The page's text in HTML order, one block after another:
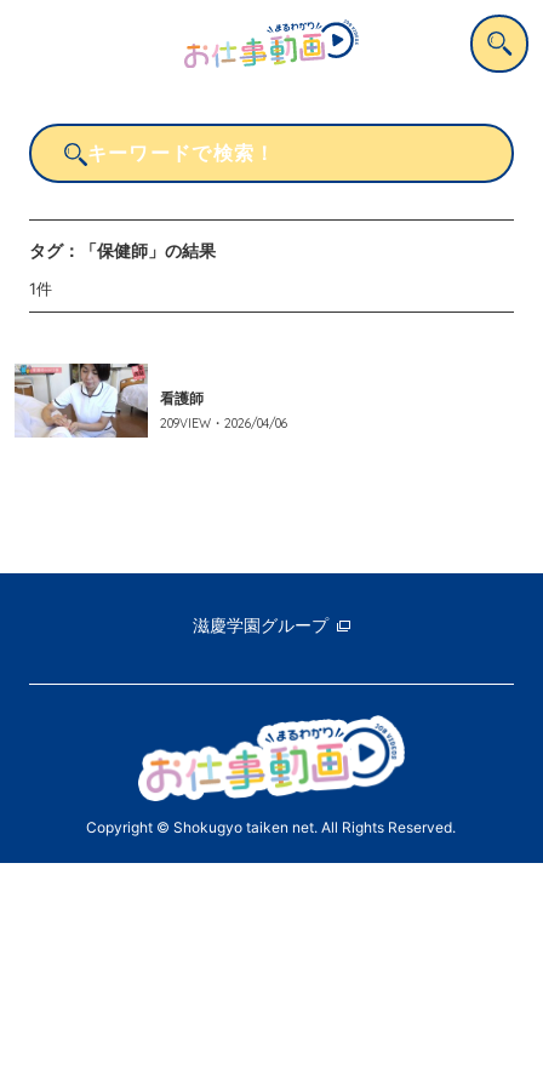
タグ： 「保健師」 の結果
1件
看護師
209VIEW・ 2026/04/06
滋慶学園グループ
Copyright © Shokugyo taiken net. All Rights Reserved.